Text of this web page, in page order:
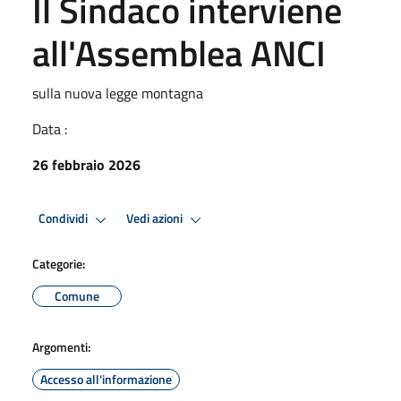
all'Assemblea ANCI
sulla nuova legge montagna
Data :
26 febbraio 2026
Condividi Vedi azioni
Categorie:
Comune
Argomenti:
Accesso all'informazione